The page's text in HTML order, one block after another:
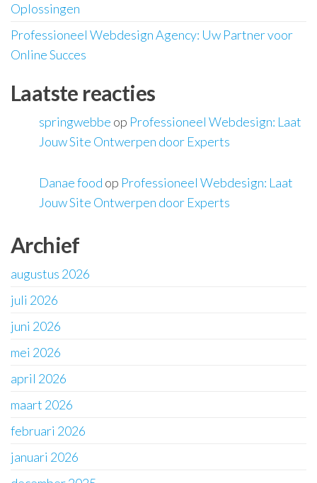
Oplossingen
Professioneel Webdesign Agency: Uw Partner voor
Online Succes
Laatste reacties
springwebbe op Professioneel Webdesign: Laat
Jouw Site Ontwerpen door Experts
Danae food op Professioneel Webdesign: Laat
Jouw Site Ontwerpen door Experts
Archief
augustus 2026
juli 2026
juni 2026
mei 2026
april 2026
maart 2026
februari 2026
januari 2026